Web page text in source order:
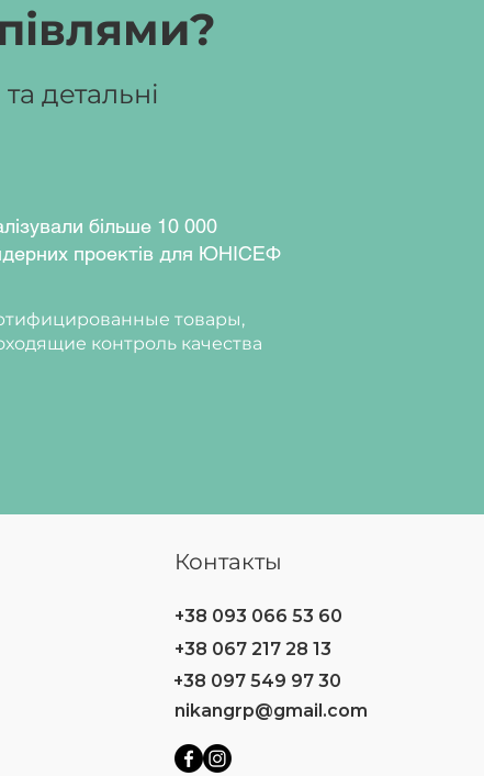
детальні
більше 10 000
проектів для ЮНІСЕФ
товары,
контроль качества
Контакты
+38 093 066 53 60
+38 067 217 28 13
nikangrp@gmail.com
+38 097 549 97 30